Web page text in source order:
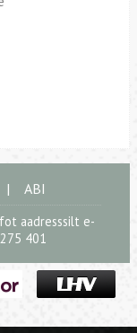
| ABI
aadresssilt e-
401